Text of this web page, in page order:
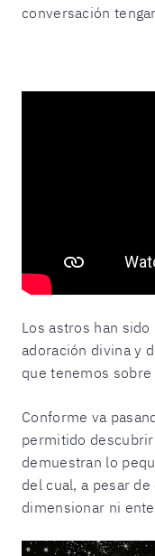
conversación
Los astros han
adoración divina y
que tenemos
Conforme va
permitido
demuestran lo
del cual, a pesar
dimensionar ni